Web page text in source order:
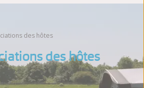
des hôtes
des hôtes